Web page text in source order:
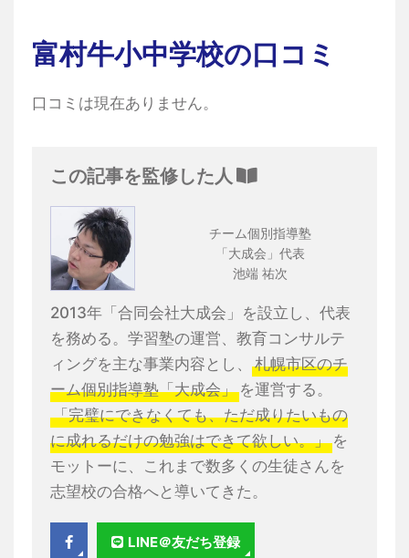
富村牛小中学校の口コミ
口コミは現在ありません。
この記事を監修した人
チーム個別指導塾
「大成会」代表
池端 祐次
2013年「合同会社大成会」を設立し、代表
を務める。学習塾の運営、教育コンサルテ
ィングを主な事業内容とし、
札幌市区のチ
ーム個別指導塾「大成会」 を運営する。
「完璧にできなくても、ただ成りたいもの
に成れるだけの勉強はできて欲しい。」 を
モットーに、これまで数多くの生徒さんを
志望校の合格へと導いてきた。
LINE＠友だち登録